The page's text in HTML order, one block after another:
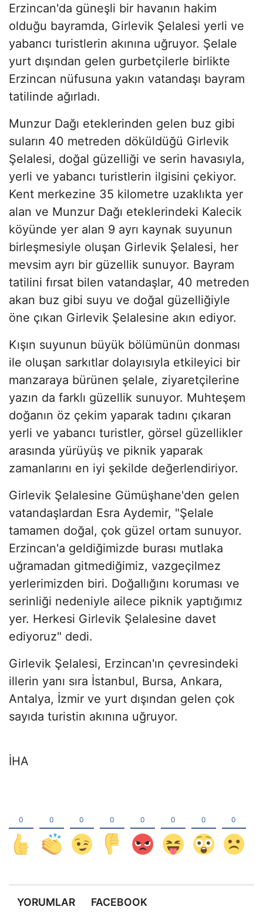
Erzincan'da güneşli bir havanın hakim
olduğu bayramda, Girlevik Şelalesi yerli ve
yabancı turistlerin akınına uğruyor. Şelale
yurt dışından gelen gurbetçilerle birlikte
Erzincan nüfusuna yakın vatandaşı bayram
tatilinde ağırladı.
Munzur Dağı eteklerinden gelen buz gibi
suların 40 metreden döküldüğü Girlevik
Şelalesi, doğal güzelliği ve serin havasıyla,
yerli ve yabancı turistlerin ilgisini çekiyor.
Kent merkezine 35 kilometre uzaklıkta yer
alan ve Munzur Dağı eteklerindeki Kalecik
köyünde yer alan 9 ayrı kaynak suyunun
birleşmesiyle oluşan Girlevik Şelalesi, her
mevsim ayrı bir güzellik sunuyor. Bayram
tatilini fırsat bilen vatandaşlar, 40 metreden
akan buz gibi suyu ve doğal güzelliğiyle
öne çıkan Girlevik Şelalesine akın ediyor.
Kışın suyunun büyük bölümünün donması
ile oluşan sarkıtlar dolayısıyla etkileyici bir
manzaraya bürünen şelale, ziyaretçilerine
yazın da farklı güzellik sunuyor. Muhteşem
doğanın öz çekim yaparak tadını çıkaran
yerli ve yabancı turistler, görsel güzellikler
arasında yürüyüş ve piknik yaparak
zamanlarını en iyi şekilde değerlendiriyor.
Girlevik Şelalesine Gümüşhane'den gelen
vatandaşlardan Esra Aydemir, "Şelale
tamamen doğal, çok güzel ortam sunuyor.
Erzincan'a geldiğimizde burası mutlaka
uğramadan gitmediğimiz, vazgeçilmez
yerlerimizden biri. Doğallığını koruması ve
serinliği nedeniyle ailece piknik yaptığımız
yer. Herkesi Girlevik Şelalesine davet
ediyoruz" dedi.
Girlevik Şelalesi, Erzincan'ın çevresindeki
illerin yanı sıra İstanbul, Bursa, Ankara,
Antalya, İzmir ve yurt dışından gelen çok
sayıda turistin akınına uğruyor.
İHA
YORUMLAR FACEBOOK